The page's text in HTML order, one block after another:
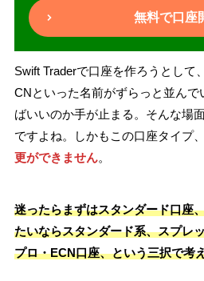
無料で口座
Swift Traderで口座を作ろうとして
CNといった名前がずらっと並ん
ばいいのか手が止まる。そんな場
ですよね。しかもこの口座タイプ
更ができません。
迷ったらまずはスタンダード口座
たいならスタンダード系、スプレ
プロ・ECN口座、という三択で考